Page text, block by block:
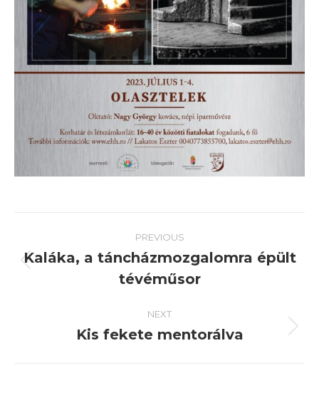
navigation
PREVIOUS
Previous
post:
Kaláka, a táncházmozgalomra épült
tévéműsor
NEXT
Next
Kis fekete mentorálva